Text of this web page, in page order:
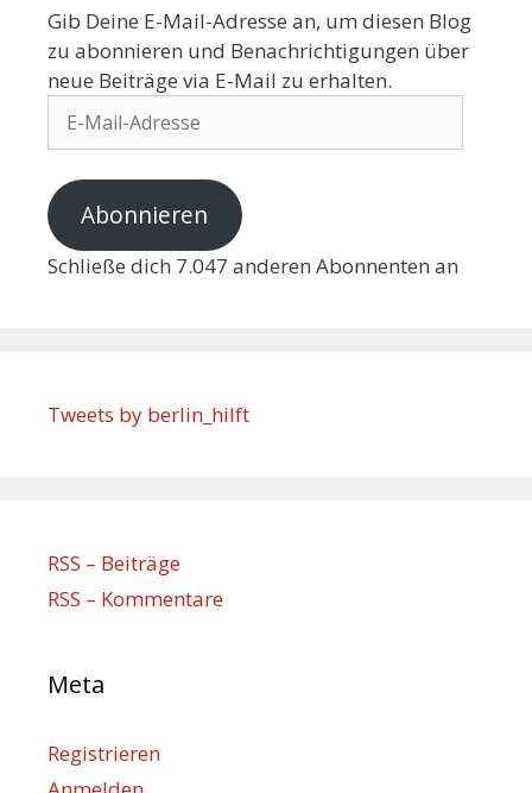
Gib Deine E-Mail-Adresse an, um diesen Blog
zu abonnieren und Benachrichtigungen über
neue Beiträge via E-Mail zu erhalten.
Abonnieren
Schließe dich 7.047 anderen Abonnenten an
Tweets by berlin_hilft
RSS – Beiträge
RSS – Kommentare
Meta
Registrieren